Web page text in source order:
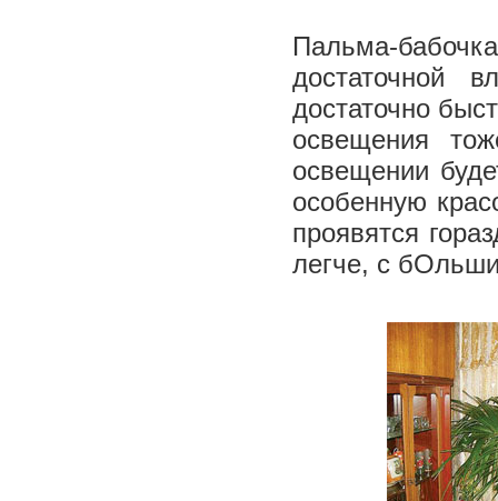
Пальма-
достаточной
достаточно
освещения
освещении
особенную
проявятся
легче, с